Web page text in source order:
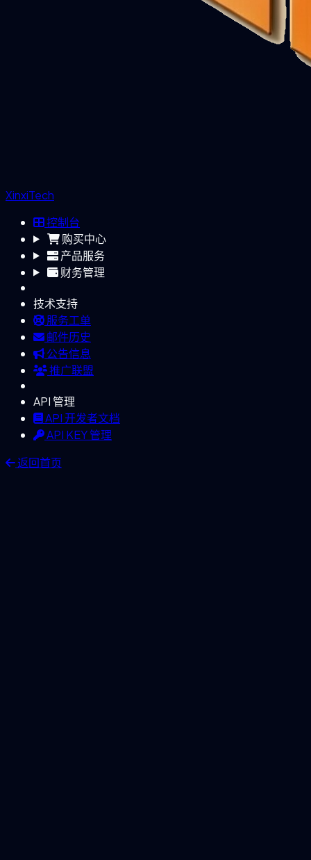
XinxiTech
控制台
购买中心
产品服务
财务管理
技术支持
服务工单
邮件历史
公告信息
推广联盟
API 管理
API 开发者文档
API KEY 管理
返回首页